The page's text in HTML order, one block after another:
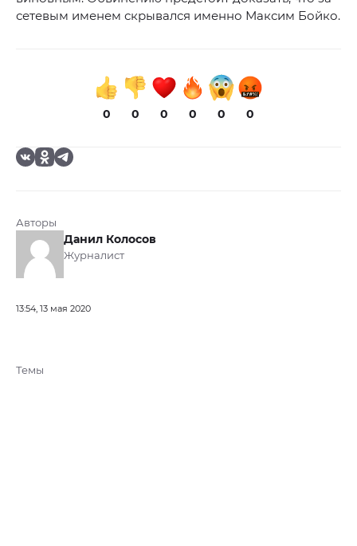
сетевым именем скрывался именно Максим Бойко.
0 0 0 0 0 0
Авторы
Данил Колосов
Журналист
13:54, 13 мая 2020
Темы